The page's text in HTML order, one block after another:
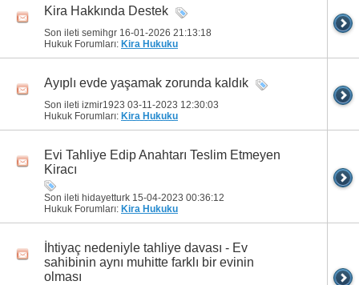
Kira Hakkında Destek
Son ileti semihgr 16-01-2026 21:13:18
Hukuk Forumları: Kira Hukuku
Ayıplı evde yaşamak zorunda kaldık
Son ileti izmir1923 03-11-2023 12:30:03
Hukuk Forumları: Kira Hukuku
Evi Tahliye Edip Anahtarı Teslim Etmeyen
Kiracı
Son ileti hidayetturk 15-04-2023 00:36:12
Hukuk Forumları: Kira Hukuku
İhtiyaç nedeniyle tahliye davası - Ev
sahibinin aynı muhitte farklı bir evinin
olması